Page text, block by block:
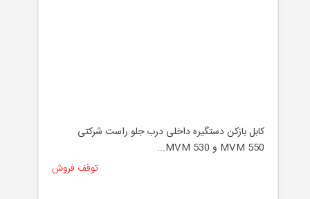
کابل بازکن دستگیره داخلی درب جلو راست شرکتی
MVM 550 و MVM 530...
توقف فروش